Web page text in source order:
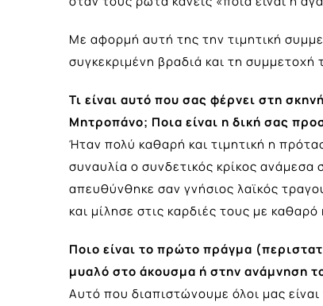
Με αφορμή αυτή της την τιμητική
συγκεκριμένη βραδιά και τη συμμετοχή
Τι είναι αυτό που σας φέρνει στη
Μητροπάνο; Ποια είναι η δική σας
Ήταν πολύ καθαρή και τιμητική η
συναυλία ο συνδετικός κρίκος
απευθύνθηκε σαν γνήσιος λαϊκός
και μίλησε στις καρδιές τους με
Ποιο είναι το πρώτο πράγμα
μυαλό στο άκουσμα ή στην ανάμνηση
Αυτό που διαπιστώνουμε όλοι μας